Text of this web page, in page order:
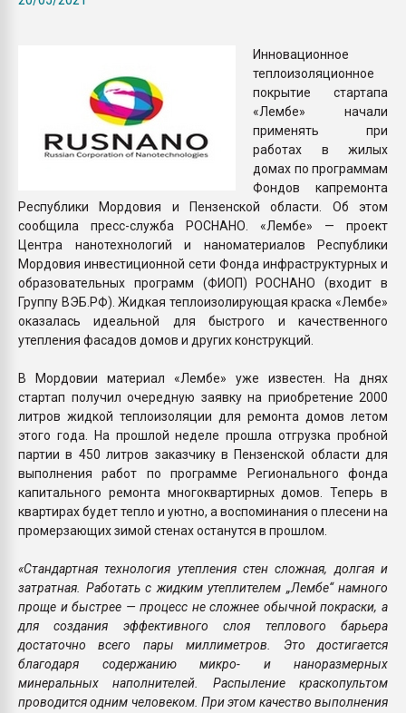
ПЕРЕЙТИ НА
Инновационное
теплоизоляционное
покрытие стартапа
«Лембе» начали
применять при
работах в жилых
домах по программам
Фондов капремонта
Республики Мордовия и Пензенской области. Об этом
сообщила пресс-служба РОСНАНО. «Лембе» — проект
Центра нанотехнологий и наноматериалов Республики
Мордовия инвестиционной сети Фонда инфраструктурных и
образовательных программ (ФИОП) РОСНАНО (входит в
Группу ВЭБ.РФ). Жидкая теплоизолирующая краска «Лембе»
оказалась идеальной для быстрого и качественного
утепления фасадов домов и других конструкций.
В Мордовии материал «Лембе» уже известен. На днях
стартап получил очередную заявку на приобретение 2000
литров жидкой теплоизоляции для ремонта домов летом
этого года. На прошлой неделе прошла отгрузка пробной
партии в 450 литров заказчику в Пензенской области для
выполнения работ по программе Регионального фонда
капитального ремонта многоквартирных домов. Теперь в
квартирах будет тепло и уютно, а воспоминания о плесени на
промерзающих зимой стенах останутся в прошлом.
«Стандартная технология утепления стен сложная, долгая и
затратная. Работать с жидким утеплителем „Лембе“ намного
проще и быстрее — процесс не сложнее обычной покраски, а
для создания эффективного слоя теплового барьера
достаточно всего пары миллиметров. Это достигается
благодаря содержанию микро- и наноразмерных
минеральных наполнителей. Распыление краскопультом
проводится одним человеком. При этом качество выполнения